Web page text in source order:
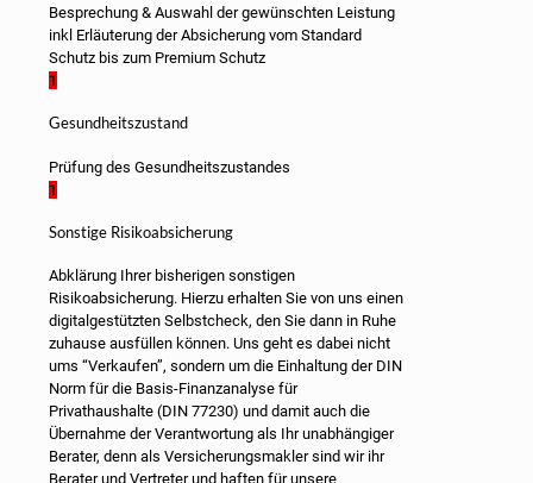
Besprechung & Auswahl der gewünschten Leistung
inkl Erläuterung der Absicherung vom Standard
Schutz bis zum Premium Schutz
1
Gesundheitszustand
Prüfung des Gesundheitszustandes
1
Sonstige Risikoabsicherung
Abklärung Ihrer bisherigen sonstigen
Risikoabsicherung. Hierzu erhalten Sie von uns einen
digitalgestützten Selbstcheck, den Sie dann in Ruhe
zuhause ausfüllen können. Uns geht es dabei nicht
ums “Verkaufen”, sondern um die Einhaltung der DIN
Norm für die Basis-Finanzanalyse für
Privathaushalte (DIN 77230) und damit auch die
Übernahme der Verantwortung als Ihr unabhängiger
Berater, denn als Versicherungsmakler sind wir ihr
Berater und Vertreter und haften für unsere